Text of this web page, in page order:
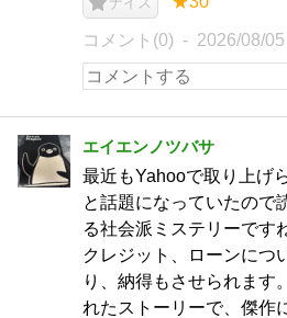
コメント(0) 2026/08/05
エイエンノツバサ
最近もYahooで取り上げ
と話題になっていたので
る社会派ミステリーです
クレジット、ローンにつ
り、納得もさせられます
れたストーリーで、傑作